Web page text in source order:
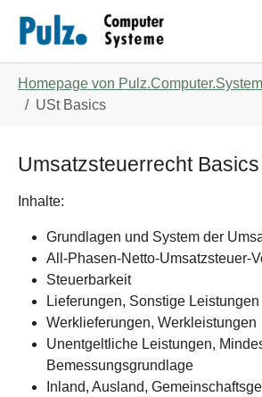
Homepage von
USt Basics
Umsatzsteuerrecht Basics
Inhalte:
Grundlagen und System der
All-Phasen-Netto-Umsatzsteuer-
Steuerbarkeit
Lieferungen, Sonstige Leistungen
Werklieferungen, Werkleistungen
Unentgeltliche Leistungen,
Bemessungsgrundlage
Inland, Ausland,